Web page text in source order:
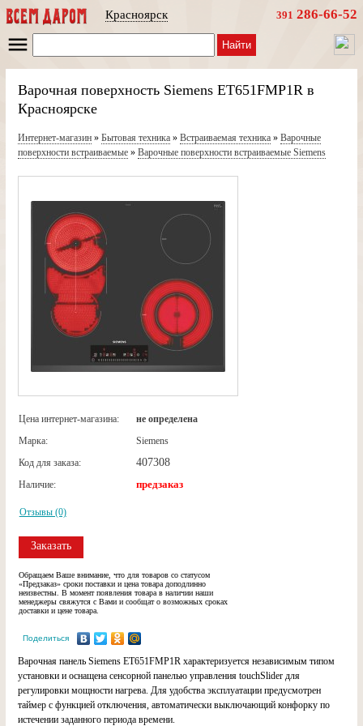
Красноярск 391 286-66-52
Найти
Варочная поверхность Siemens ET651FMP1R в
Красноярске
Интернет-магазин» Бытовая техника» Встраиваемая техника» Варочные
поверхности встраиваемые» Варочные поверхности встраиваемые Siemens
Цена интернет-магазина:
не определена
Марка:
Siemens
Код для заказа:
407308
Наличие: предзаказ
Отзывы (0)
Заказать
Обращаем Ваше внимание, что для товаров со статусом
«Предзаказ» сроки поставки и цена товара доподлинно
неизвестны. В момент появления товара в наличии наши
менеджеры свяжутся с Вами и сообщат о возможных сроках
доставки и цене товара.
Поделиться
Варочная панель Siemens ET651FMP1R характеризуется независимым типом
установки и оснащена сенсорной панелью управления touchSlider для
регулировки мощности нагрева. Для удобства эксплуатации предусмотрен
таймер с функцией отключения, автоматически выключающий конфорку по
истечении заданного периода времени.